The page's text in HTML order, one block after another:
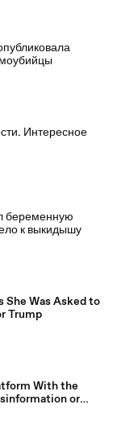
Интересное
беременную
к выкидышу
She Was Asked to
Trump
With the
or
All Social